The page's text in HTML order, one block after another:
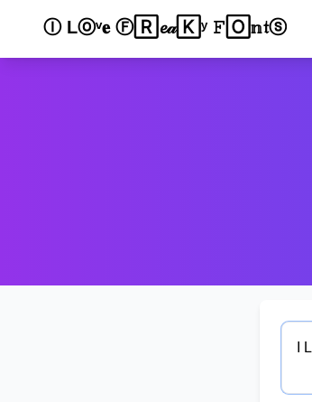
Ⓘ Ｌ𝓸𝓿ⓔ 𝙵ⓡ🄴ａ𝕜𝔂 𝓕ⓞ𝐧𝐭ｓ